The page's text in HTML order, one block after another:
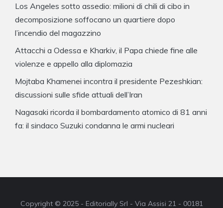
Los Angeles sotto assedio: milioni di chili di cibo in
decomposizione soffocano un quartiere dopo
l’incendio del magazzino
Attacchi a Odessa e Kharkiv, il Papa chiede fine alle
violenze e appello alla diplomazia
Mojtaba Khamenei incontra il presidente Pezeshkian:
discussioni sulle sfide attuali dell’Iran
Nagasaki ricorda il bombardamento atomico di 81 anni
fa: il sindaco Suzuki condanna le armi nucleari
Copyright © 2025 - Editorially Srl - Via Assisi 21 - 00181